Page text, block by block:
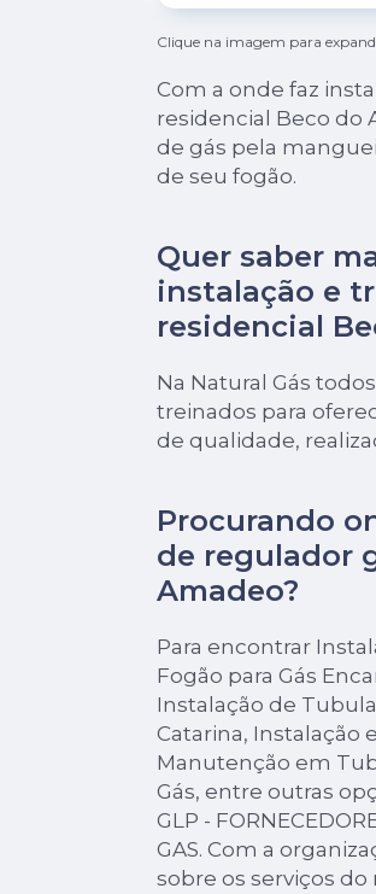
Clique na imagem para
Com a onde faz
residencial Beco do
de gás pela
de seu fogão.
Quer saber
instalação e
residencial
Na Natural Gás
treinados para
de qualidade,
Procurando
de regulador
Amadeo?
Para encontrar
Fogão para Gás
Instalação de
Catarina, Instalação
Manutenção em
Gás, entre outras
GLP -
GAS. Com a
sobre os serviços